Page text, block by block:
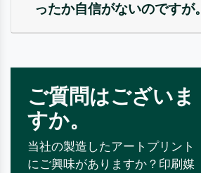
ったか自信がないのですが。
ご質問はございま
すか。
当社の製造したアートプリント
にご興味がありますか？印刷媒